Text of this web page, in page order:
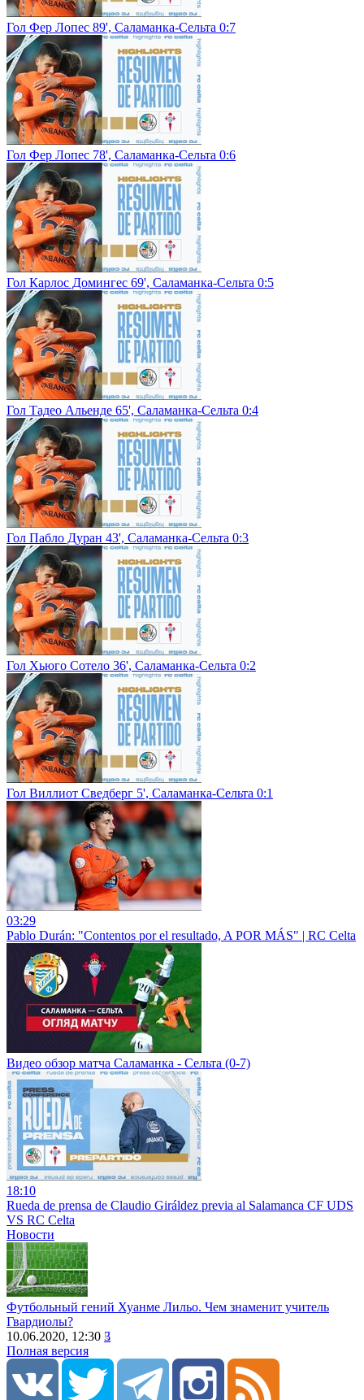
Гол Фер Лопес 89', Саламанка-Сельта 0:7
Гол Фер Лопес 78', Саламанка-Сельта 0:6
Гол Карлос Домингес 69', Саламанка-Сельта 0:5
Гол Тадео Альенде 65', Саламанка-Сельта 0:4
Гол Пабло Дуран 43', Саламанка-Сельта 0:3
Гол Хьюго Сотело 36', Саламанка-Сельта 0:2
Гол Виллиот Сведберг 5', Саламанка-Сельта 0:1
03:29
Pablo Durán: "Contentos por el resultado, A POR MÁS" | RC Celta
Видео обзор матча Саламанка - Сельта (0-7)
18:10
Rueda de prensa de Claudio Giráldez previa al Salamanca CF UDS
VS RC Celta
Новости
Футбольный гений Хуанме Лильо. Чем знаменит учитель
Гвардиолы?
10.06.2020, 12:30 3
Полная версия